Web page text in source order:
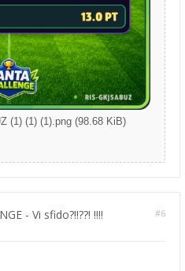
(1) (1) (1).png (98.68 KiB)
- Vi sfido?!!??! !!!! #6